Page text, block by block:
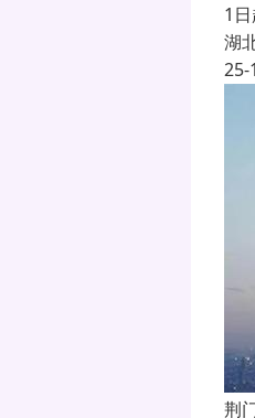
1
湖
25-
荆